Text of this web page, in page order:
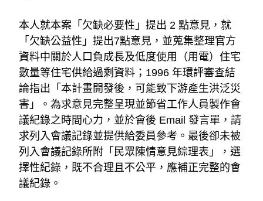
本人就本案「欠缺必要性」提出 2 點意見，就
「欠缺公益性」提出7點意見，並蒐集整理官方
資料中關於人口負成長及低度使用（用電）住宅
數量等住宅供給過剩資料；1996 年環評審查結
論指出「本計畫開發後，可能致下游產生洪泛災
害」。為求意見完整呈現並節省工作人員製作會
議紀錄之時間心力，並於會後 Email 發言單，請
求列入會議記錄並提供給委員參考。最後卻未被
列入會議記錄所附「民眾陳情意見綜理表」，選
擇性紀錄，既不合理且不公平，應補正完整的會
議紀錄。